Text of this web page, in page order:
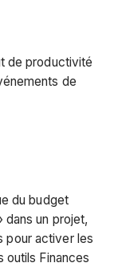
de productivité
de
du budget
un projet,
pour activer les
outils Finances